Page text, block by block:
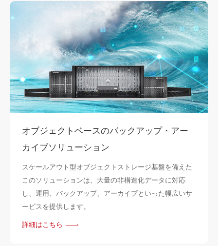
オブジェクトベースのバックアップ・アー
カイブソリューション
スケールアウト型オブジェクトストレージ基盤を備えた
このソリューションは、大量の非構造化データに対応
し、運用、バックアップ、アーカイブといった幅広いサ
ービスを提供します。
詳細はこちら